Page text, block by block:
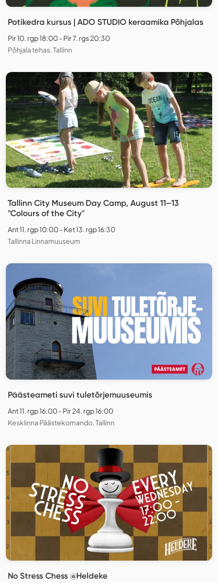
Potikedra kursus | ADO STUDIO keraamika Põhjalas
Pir 10. rgp 18:00 - Pir 7. rgs 20:30
Põhjala tehas, Tallinn
Tallinn City Museum Day Camp, August 11–13
"Colours of the City"
Ant 11. rgp 10:00 - Ket 13. rgp 16:30
Tallinna Linnamuuseum
Päästeameti suvi tuletõrjemuuseumis
Ant 11. rgp 16:00 - Pir 24. rgp 16:00
Kesklinna Päästekomando, Tallinn
No Stress Chess @Heldeke